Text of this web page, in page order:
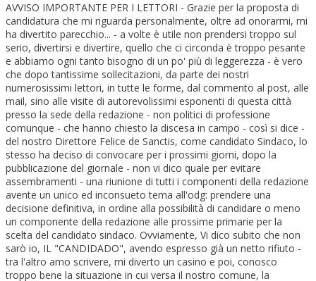
AVVISO IMPORTANTE PER I LETTORI - Grazie per la proposta di
candidatura che mi riguarda personalmente, oltre ad onorarmi, mi
ha divertito parecchio... - a volte è utile non prendersi troppo sul
serio, divertirsi e divertire, quello che ci circonda è troppo pesante
e abbiamo ogni tanto bisogno di un po' più di leggerezza - è vero
che dopo tantissime sollecitazioni, da parte dei nostri
numerosissimi lettori, in tutte le forme, dal commento al post, alle
mail, sino alle visite di autorevolissimi esponenti di questa città
presso la sede della redazione - non politici di professione
comunque - che hanno chiesto la discesa in campo - così si dice -
del nostro Direttore Felice de Sanctis, come candidato Sindaco, lo
stesso ha deciso di convocare per i prossimi giorni, dopo la
pubblicazione del giornale - non vi dico quale per evitare
assembramenti - una riunione di tutti i componenti della redazione
avente un unico ed inconsueto tema all'odg: prendere una
decisione definitiva, in ordine alla possibilità di candidare o meno
un componente della redazione alle prossime primarie per la
scelta del candidato sindaco. Ovviamente, Vi dico subito che non
sarò io, IL "CANDIDADO", avendo espresso già un netto rifiuto -
tra l'altro amo scrivere, mi diverto un casino e poi, conosco
troppo bene la situazione in cui versa il nostro comune, la